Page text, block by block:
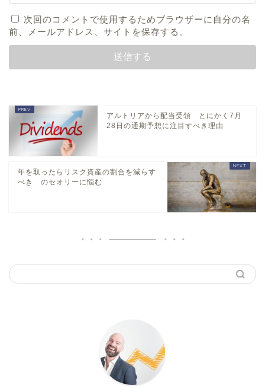
次回のコメントで使用するためブラウザーに自分の名
前、メールアドレス、サイトを保存する。
アルトリアから配当受領 とにかく7月
28日の通期予想に注目すべき理由
年を取ったらリスク資産の割合を減らす
べき のセオリーに悩む